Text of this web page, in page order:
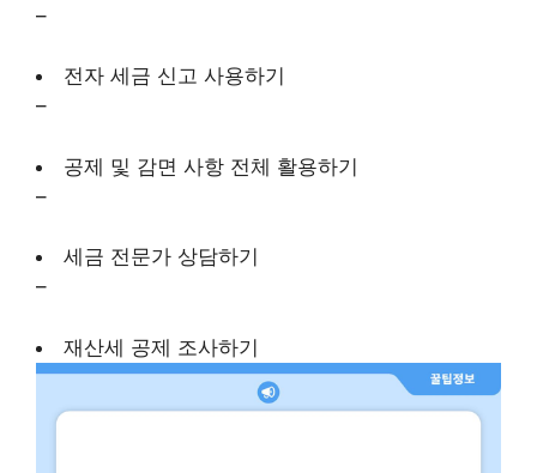
–
전자 세금 신고 사용하기
–
공제 및 감면 사항 전체 활용하기
–
세금 전문가 상담하기
–
재산세 공제 조사하기